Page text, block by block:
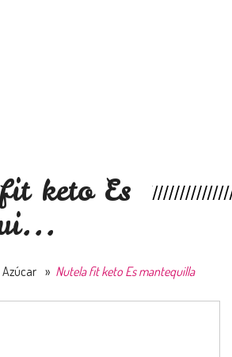
keto Es
» Nutela fit keto Es mantequilla